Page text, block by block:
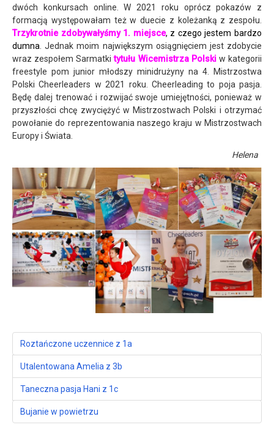
dwóch konkursach online. W 2021 roku oprócz pokazów z
formacją występowałam też w duecie z koleżanką z zespołu.
Trzykrotnie zdobywałyśmy 1. miejsce, z czego jestem bardzo
dumna . Jednak moim największym osiągnięciem jest zdobycie
wraz zespołem Sarmatkitytułu Wicemistrza Polskiw kategorii
freestyle pom junior młodszy minidrużyny na 4. Mistrzostwa
Polski Cheerleaders w 2021 roku. Cheerleading to poja pasja.
Będę dalej trenować i rozwijać swoje umiejętności, ponieważ w
przyszłości chcę zwyciężyć w Mistrzostwach Polski i otrzymać
powołanie do reprezentowania naszego kraju w Mistrzostwach
Europy i Świata.
Helena
Roztańczone uczennice z 1a
Utalentowana Amelia z 3b
Taneczna pasja Hani z 1c
Bujanie w powietrzu